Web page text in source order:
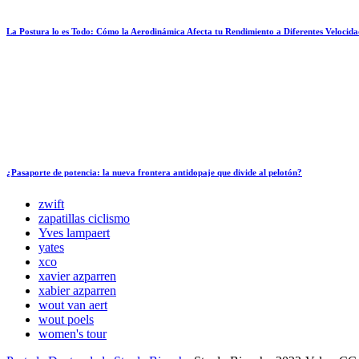
La Postura lo es Todo: Cómo la Aerodinámica Afecta tu Rendimiento a Diferentes
¿Pasaporte de potencia: la nueva frontera antidopaje que divide al pelotón?
zwift
zapatillas ciclismo
Yves lampaert
yates
xco
xavier azparren
xabier azparren
wout van aert
wout poels
women's tour